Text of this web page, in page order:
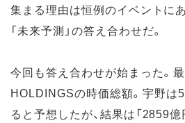
集まる理由は恒例のイベントに
「未来予測」の答え合わせだ。
今回も答え合わせが始まった。
HOLDINGSの時価総額。宇野は
ると予想したが、結果は「2859